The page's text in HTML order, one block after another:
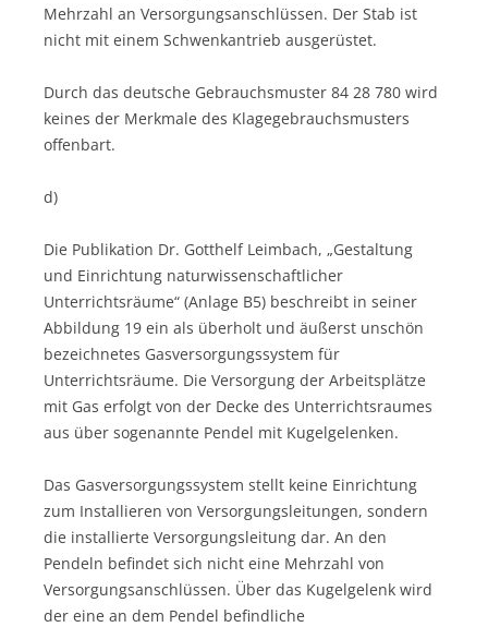
Mehrzahl an Versorgungsanschlüssen. Der Stab ist
nicht mit einem Schwenkantrieb ausgerüstet.
Durch das deutsche Gebrauchsmuster 84 28 780 wird
keines der Merkmale des Klagegebrauchsmusters
offenbart.
d)
Die Publikation Dr. Gotthelf Leimbach, „Gestaltung
und Einrichtung naturwissenschaftlicher
Unterrichtsräume“ (Anlage B5) beschreibt in seiner
Abbildung 19 ein als überholt und äußerst unschön
bezeichnetes Gasversorgungssystem für
Unterrichtsräume. Die Versorgung der Arbeitsplätze
mit Gas erfolgt von der Decke des Unterrichtsraumes
aus über sogenannte Pendel mit Kugelgelenken.
Das Gasversorgungssystem stellt keine Einrichtung
zum Installieren von Versorgungsleitungen, sondern
die installierte Versorgungsleitung dar. An den
Pendeln befindet sich nicht eine Mehrzahl von
Versorgungsanschlüssen. Über das Kugelgelenk wird
der eine an dem Pendel befindliche